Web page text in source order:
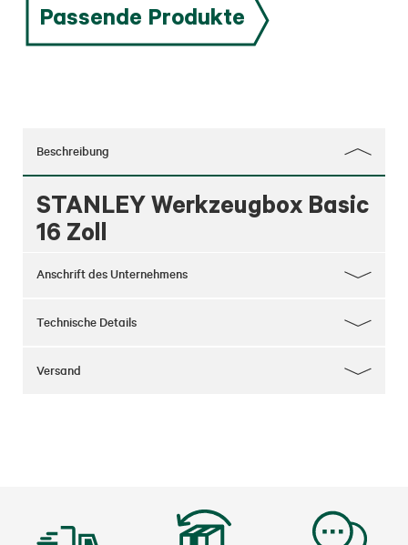
Passende Produkte
Beschreibung
STANLEY Werkzeugbox Basic
16 Zoll
Anschrift des Unternehmens
Technische Details
Versand